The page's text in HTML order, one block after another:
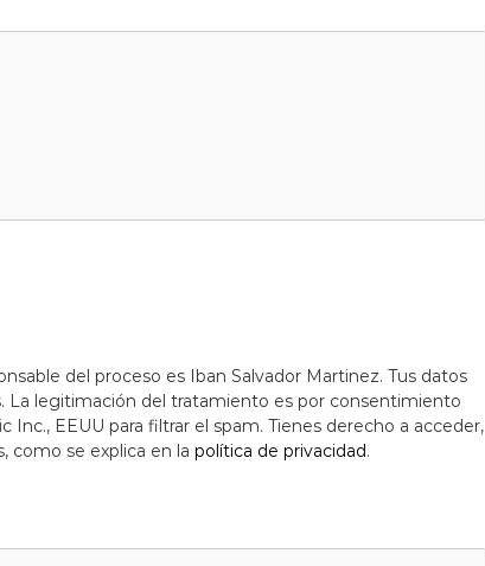
del proceso es Iban Salvador Martinez. Tus datos
La legitimación del tratamiento es por consentimiento
EEUU para filtrar el spam. Tienes derecho a acceder,
como se explica en la política de privacidad.